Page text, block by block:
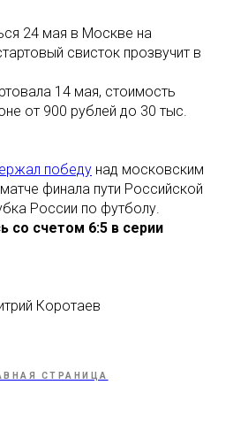
24 мая в Москве на
свисток прозвучит в
14 мая, стоимость
от 900 рублей до 30 тыс.
победу над московским
финала пути Российской
России по футболу.
со счетом 6:5 в серии
Коротаев
СТРАНИЦА